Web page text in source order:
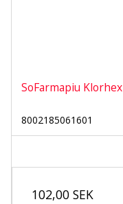
SoFarmapiu
8002185061601
102,00 SEK